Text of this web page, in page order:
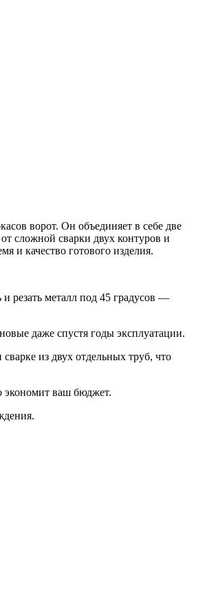
ворот. Он объединяет в себе две
сложной сварки двух контуров и
и качество готового изделия.
резать металл под 45 градусов —
даже спустя годы эксплуатации.
из двух отдельных труб, что
экономит ваш бюджет.